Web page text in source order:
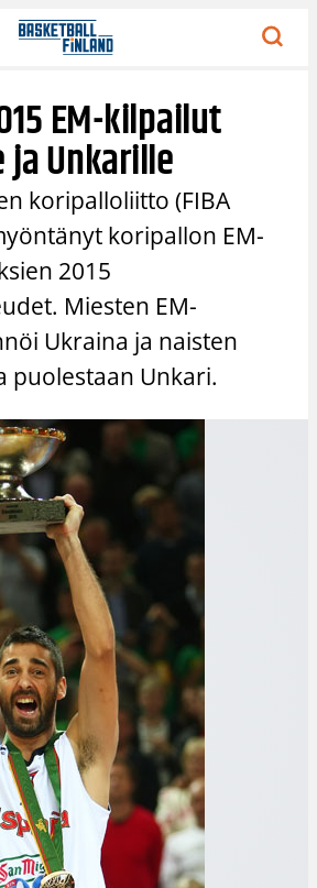
EM-kilpailut
Unkarille
koripalloliitto (FIBA
koripallon EM-
2015
Miesten EM-
Ukraina ja naisten
puolestaan Unkari.